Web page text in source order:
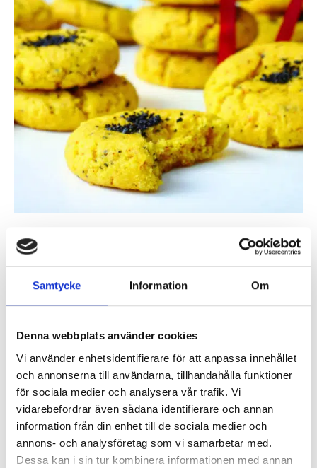
Samtycke Information Om
Denna webbplats använder cookies
Vi använder enhetsidentifierare för att anpassa innehållet
och annonserna till användarna, tillhandahålla funktioner
för sociala medier och analysera vår trafik. Vi
vidarebefordrar även sådana identifierare och annan
information från din enhet till de sociala medier och
annons- och analysföretag som vi samarbetar med.
Dessa kan i sin tur kombinera informationen med annan
Saffransdrömmar med
lakrits
Ett enkelt recept som du inte vill missa, bjud på
Ingredienser
100 g
Rumsrvarmt Smör
Vaniljsocker
2 tsk
Lakritsroten Lakritsgranulat